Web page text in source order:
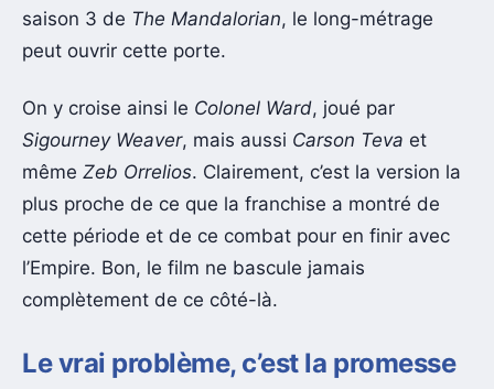
saison 3 de The Mandalorian, le long-métrage
peut ouvrir cette porte.
On y croise ainsi le Colonel Ward, joué par
Sigourney Weaver, mais aussi Carson Teva et
même Zeb Orrelios. Clairement, c’est la version la
plus proche de ce que la franchise a montré de
cette période et de ce combat pour en finir avec
l’Empire. Bon, le film ne bascule jamais
complètement de ce côté-là.
Le vrai problème, c’est la promesse